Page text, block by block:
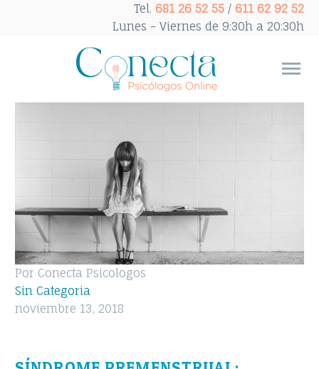
Tel. 681 26 52 55 / 611 62 92 52
Lunes - Viernes de 9:30h a 20:30h
Por Conecta Psicologos
Sin Categoria
noviembre 13, 2018